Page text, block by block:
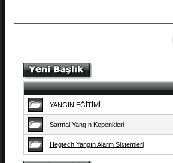
YANGIN EĞİTİMİ
Sarmal Yangın Kepenkleri
Hegtech Yangın Alarm Sistemleri